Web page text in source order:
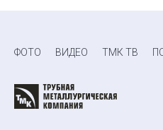
ФОТО ВИДЕО ТМК ТВ